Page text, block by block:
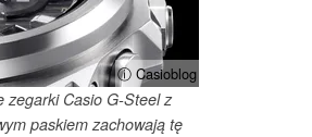
ⓘ Casioblog
zegarki Casio G-Steel z
paskiem zachowają tę